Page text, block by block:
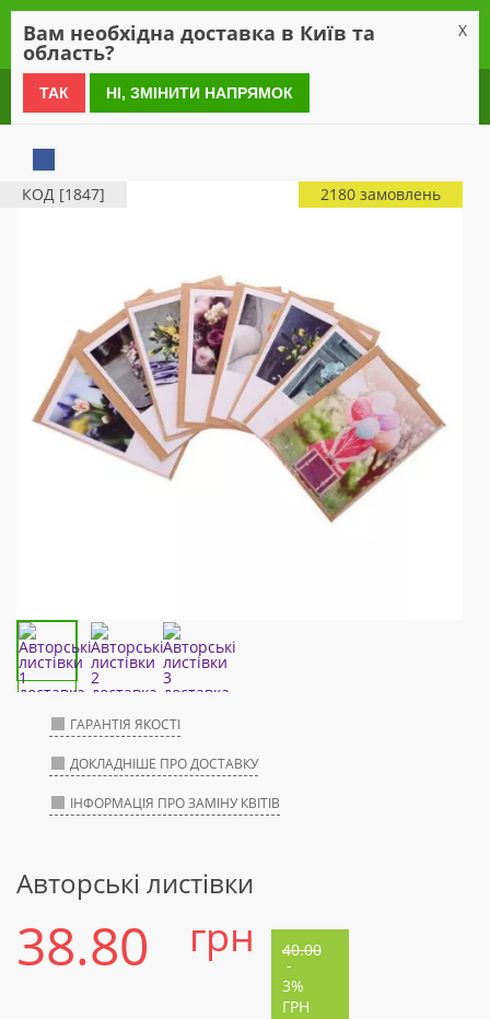
0 800 21 54 55
КОД [1847] 2180 замовлень
ГАРАНТІЯ ЯКОСТІ
ДОКЛАДНІШЕ ПРО ДОСТАВКУ
ІНФОРМАЦІЯ ПРО ЗАМІНУ КВІТІВ
Авторські листівки
38.80 грн 40.00
-
3%
ГРН
Вам необхідна доставка в Київ та
область?
X
ТАК НІ, ЗМІНИТИ НАПРЯМОК